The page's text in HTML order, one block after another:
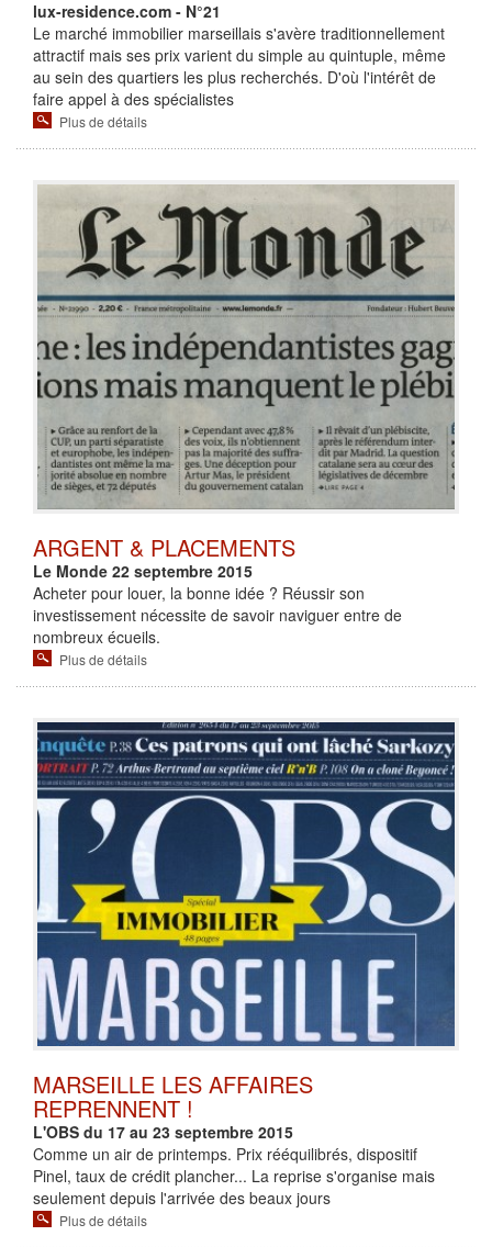
lux-residence.com - N°21
Le marché immobilier marseillais s'avère traditionnellement
attractif mais ses prix varient du simple au quintuple, même
au sein des quartiers les plus recherchés. D'où l'intérêt de
faire appel à des spécialistes
Plus de détails
ARGENT & PLACEMENTS
Le Monde 22 septembre 2015
Acheter pour louer, la bonne idée ? Réussir son
investissement nécessite de savoir naviguer entre de
nombreux écueils.
Plus de détails
MARSEILLE LES AFFAIRES
REPRENNENT !
L'OBS du 17 au 23 septembre 2015
Comme un air de printemps. Prix rééquilibrés, dispositif
Pinel, taux de crédit plancher... La reprise s'organise mais
seulement depuis l'arrivée des beaux jours
Plus de détails